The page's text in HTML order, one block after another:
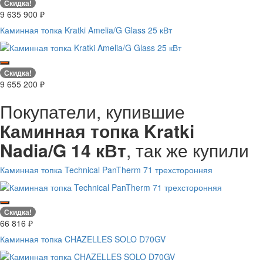
Скидка!
9 635 900 ₽
Каминная топка Kratki Amelia/G Glass 25 кВт
Скидка!
9 655 200 ₽
Покупатели, купившие
Каминная топка Kratki
Nadia/G 14 кВт, так же купили
Каминная топка Technical PanTherm 71 трехсторонняя
Скидка!
66 816 ₽
Каминная топка CHAZELLES SOLO D70GV